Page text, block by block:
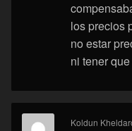
los precios
no estar
ni tener
Koldun